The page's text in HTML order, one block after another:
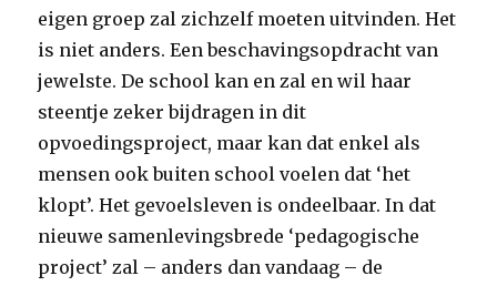
eigen groep zal zichzelf moeten uitvinden. Het
is niet anders. Een beschavingsopdracht van
jewelste.De school kan en zal en wil haar
steentje zeker bijdragen in dit
opvoedingsproject, maar kan dat enkel als
mensen ook buiten school voelen dat ‘het
klopt’. Het gevoelsleven is ondeelbaar. In dat
nieuwe samenlevingsbrede ‘pedagogische
project’ zal – anders dan vandaag – de